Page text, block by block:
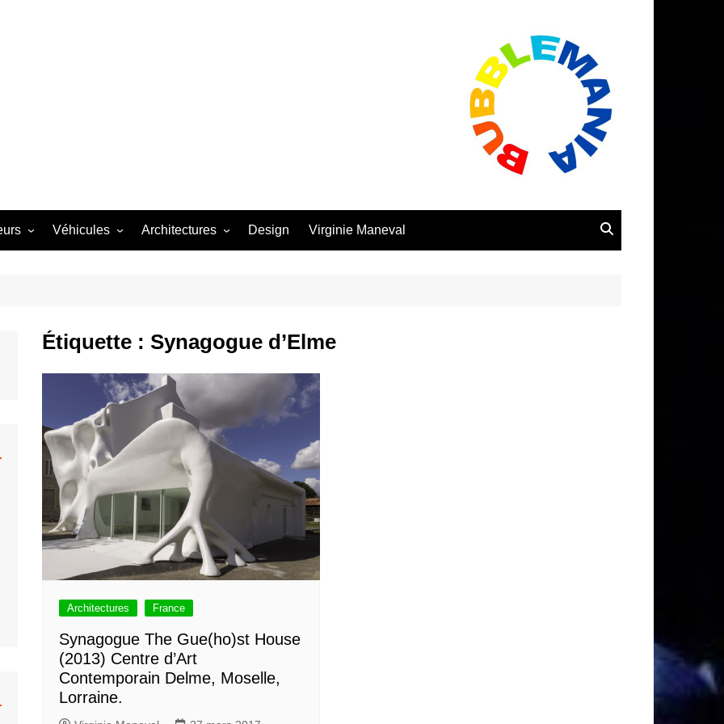
Khahn
Véhicules
Camion
Monowheel
Hélicoptère
Moto
Fusée
Submersible
Trains
Voiture Bulle
Architectures
Métal
Musée
Bulle
Organiques
Bulle Six Coques
Plastique
Concept
Venturo
Design Virginie Maneval
Étiquette : Synagogue d’Elme
Architectures France
Synagogue The Gue(ho)st House
(2013) Centre d’Art
Contemporain Delme, Moselle,
Lorraine.